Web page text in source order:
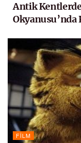
Antik
Okyanusu’nda
FILM